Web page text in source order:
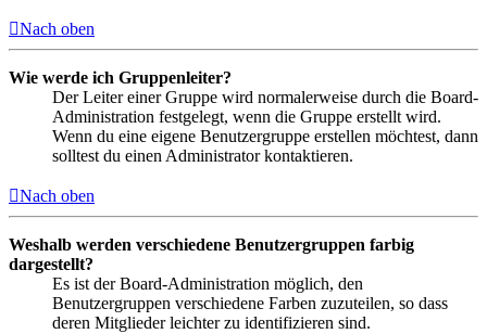
Nach oben
Wie werde ich Gruppenleiter?
Der Leiter einer Gruppe wird normalerweise durch die Board-
Administration festgelegt, wenn die Gruppe erstellt wird.
Wenn du eine eigene Benutzergruppe erstellen möchtest, dann
solltest du einen Administrator kontaktieren.
Nach oben
Weshalb werden verschiedene Benutzergruppen farbig
dargestellt?
Es ist der Board-Administration möglich, den
Benutzergruppen verschiedene Farben zuzuteilen, so dass
deren Mitglieder leichter zu identifizieren sind.